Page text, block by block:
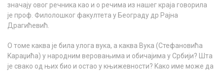
значају овог речника као и о речима из нашег краја говорила
је проф. Филолошког факултета у Београду др Рајна
Драгићевић.
О томе каква је била улога вука, а каква Вука (Стефановића
Kараџића) у народним веровањима и обичајима у Србији? Шта
је свако од њих био и остао у књижевности? Kако име може да